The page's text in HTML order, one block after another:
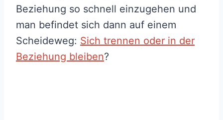
Beziehung so schnell einzugehen und
man befindet sich dann auf einem
Scheideweg: Sich trennen oder in der
Beziehung bleiben?